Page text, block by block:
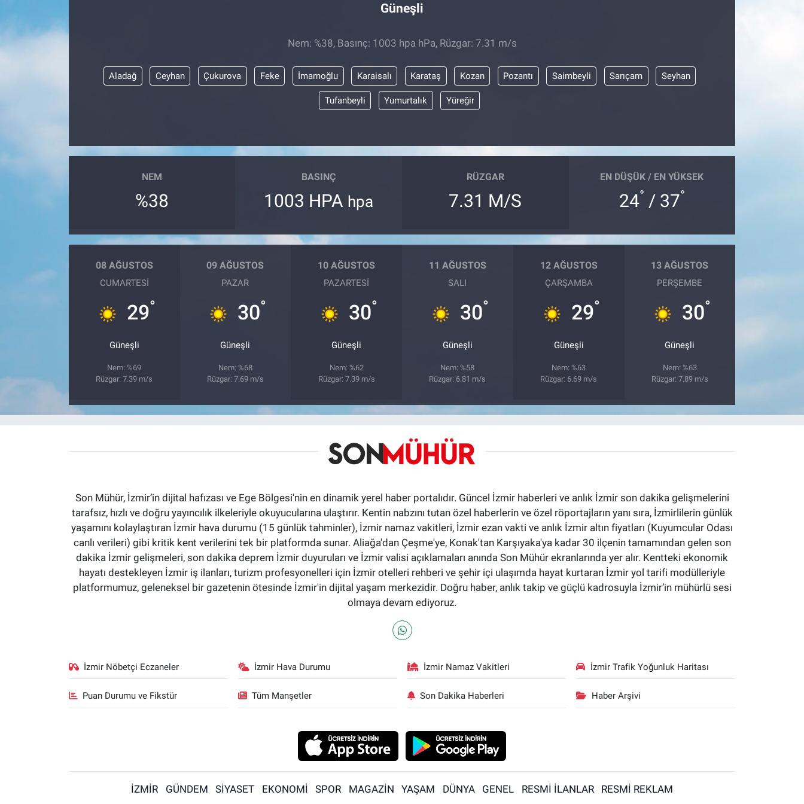
Güneşli
Nem: %38, Basınç: 1003 hpa hPa, Rüzgar: 7.31 m/s
Aladağ Ceyhan Çukurova Feke İmamoğlu Karaisalı Karataş Kozan Pozantı Saimbeyli Sarıçam Seyhan
Tufanbeyli Yumurtalık Yüreğir
NEM
%38
BASINÇ
1003 HPA hpa
RÜZGAR
7.31 M/S
EN DÜŞÜK / EN YÜKSEK
24° / 37°
08 AĞUSTOS
CUMARTESI
29°
Güneşli
Nem: %69
Rüzgar: 7.39 m/s
09 AĞUSTOS
PAZAR
30°
Güneşli
Nem: %68
Rüzgar: 7.69 m/s
10 AĞUSTOS
PAZARTESI
30°
Güneşli
Nem: %62
Rüzgar: 7.39 m/s
11 AĞUSTOS
SALI
30°
Güneşli
Nem: %58
Rüzgar: 6.81 m/s
12 AĞUSTOS
ÇARŞAMBA
29°
Güneşli
Nem: %63
Rüzgar: 6.69 m/s
13 AĞUSTOS
PERŞEMBE
30°
Güneşli
Nem: %63
Rüzgar: 7.89 m/s
Son Mühür, İzmir’in dijital hafızası ve Ege Bölgesi'nin en dinamik yerel haber portalıdır. Güncel İzmir haberleri ve anlık İzmir son dakika gelişmelerini
tarafsız, hızlı ve doğru yayıncılık ilkeleriyle okuyucularına ulaştırır. Kentin nabzını tutan özel haberlerin ve özel röportajların yanı sıra, İzmirlilerin günlük
yaşamını kolaylaştıran İzmir hava durumu (15 günlük tahminler), İzmir namaz vakitleri, İzmir ezan vakti ve anlık İzmir altın fiyatları (Kuyumcular Odası
canlı verileri) gibi kritik kent verilerini tek bir platformda sunar. Aliağa'dan Çeşme'ye, Konak'tan Karşıyaka'ya kadar 30 ilçenin tamamından gelen son
dakika İzmir gelişmeleri, son dakika deprem İzmir duyuruları ve İzmir valisi açıklamaları anında Son Mühür ekranlarında yer alır. Kentteki ekonomik
hayatı destekleyen İzmir iş ilanları, turizm profesyonelleri için İzmir otelleri rehberi ve şehir içi ulaşımda hayat kurtaran İzmir yol tarifi modülleriyle
platformumuz, geleneksel bir gazetenin ötesinde İzmir'in dijital yaşam merkezidir. Doğru haber, anlık takip ve güçlü kadrosuyla İzmir’in mühürlü sesi
olmaya devam ediyoruz.
İzmir Nöbetçi Eczaneler İzmir Hava Durumu İzmir Namaz Vakitleri İzmir Trafik Yoğunluk Haritası
Puan Durumu ve Fikstür Tüm Manşetler Son Dakika Haberleri Haber Arşivi
İZMİR GÜNDEM SİYASET EKONOMİ SPOR MAGAZİN YAŞAM DÜNYA GENEL RESMİ İLANLAR RESMİ REKLAM